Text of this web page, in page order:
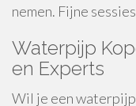
nemen. Fijne
Waterpijp
en Experts
Wil je een waterpijp